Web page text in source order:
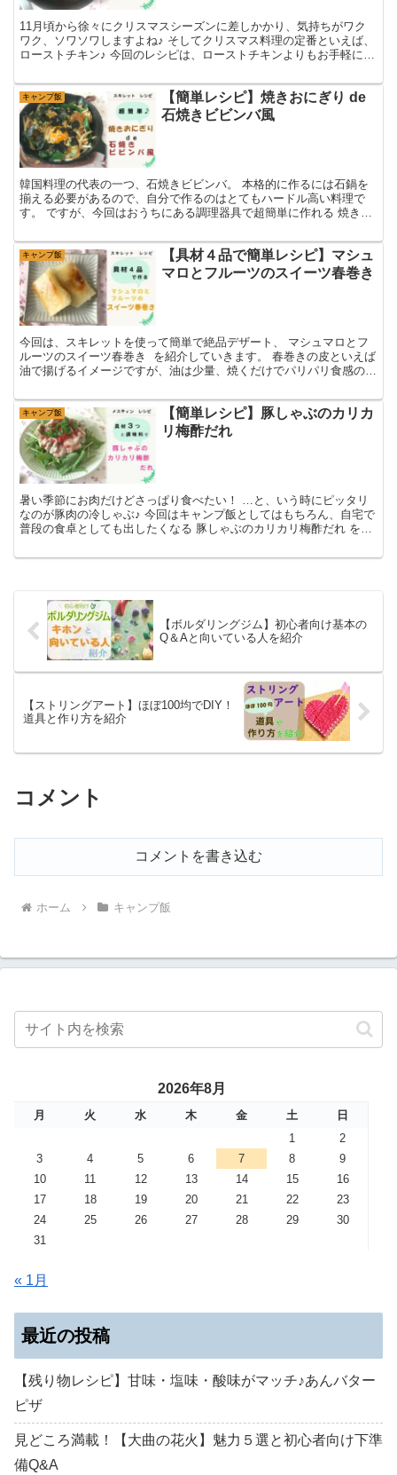
11月頃から徐々にクリスマスシーズンに差しかかり、気持ちがワク
ワク、ソワソワしますよね♪ そしてクリスマス料理の定番といえば、
ローストチキン♪ 今回のレシピは、ローストチキンよりもお手軽に買
キャンプ飯
【簡単レシピ】焼きおにぎり de
石焼きビビンバ風
韓国料理の代表の一つ、石焼きビビンバ。 本格的に作るには石鍋を
揃える必要があるので、自分で作るのはとてもハードル高い料理で
す。 ですが、今回はおうちにある調理器具で超簡単に作れる 焼きお
キャンプ飯
【具材４品で簡単レシピ】マシュ
マロとフルーツのスイーツ春巻き
今回は、スキレットを使って簡単で絶品デザート、 マシュマロとフ
ルーツのスイーツ春巻き を紹介していきます。 春巻きの皮といえば
油で揚げるイメージですが、油は少量、焼くだけでパリパリ食感の仕
キャンプ飯
【簡単レシピ】豚しゃぶのカリカ
リ梅酢だれ
暑い季節にお肉だけどさっぱり食べたい！ …と、いう時にピッタリ
なのが豚肉の冷しゃぶ♪ 今回はキャンプ飯としてはもちろん、自宅で
普段の食卓としても出したくなる 豚しゃぶのカリカリ梅酢だれ をご
【ボルダリングジム】初心者向け基本の
Q＆Aと向いている人を紹介
【ストリングアート】ほぼ100均でDIY！
道具と作り方を紹介
コメント
コメントを書き込む
ホーム キャンプ飯
2026年8月
月 火 水 木 金 土
日
1
2
3
4 5 6 7 8
9
10
11 12 13 14 15
16
17
18 19 20 21 22
23
24
25 26 27 28 29
30
31
« 1月
最近の投稿
【残り物レシピ】甘味・塩味・酸味がマッチ♪あんバター
ピザ
見どころ満載！【大曲の花火】魅力５選と初心者向け下準
備Q&A